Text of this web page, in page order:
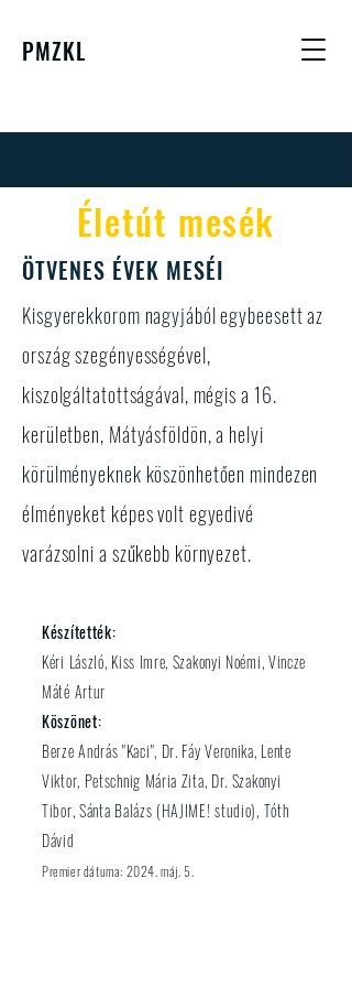
PMZKL
Életút mesék
ÖTVENES ÉVEK MESÉI
Kisgyerekkorom nagyjából egybeesett az
ország szegényességével,
kiszolgáltatottságával, mégis a 16.
kerületben, Mátyásföldön, a helyi
körülményeknek köszönhetően mindezen
élményeket képes volt egyedivé
varázsolni a szűkebb környezet.
Készítették:
Kéri László, Kiss Imre, Szakonyi Noémi, Vincze
Máté Artur
Köszönet:
Berze András "Kaci", Dr. Fáy Veronika, Lente
Viktor, Petschnig Mária Zita, Dr. Szakonyi
Tibor, Sánta Balázs (HAJIME! studio), Tóth
Dávid
​Premier dátuma: 2024. máj. 5.